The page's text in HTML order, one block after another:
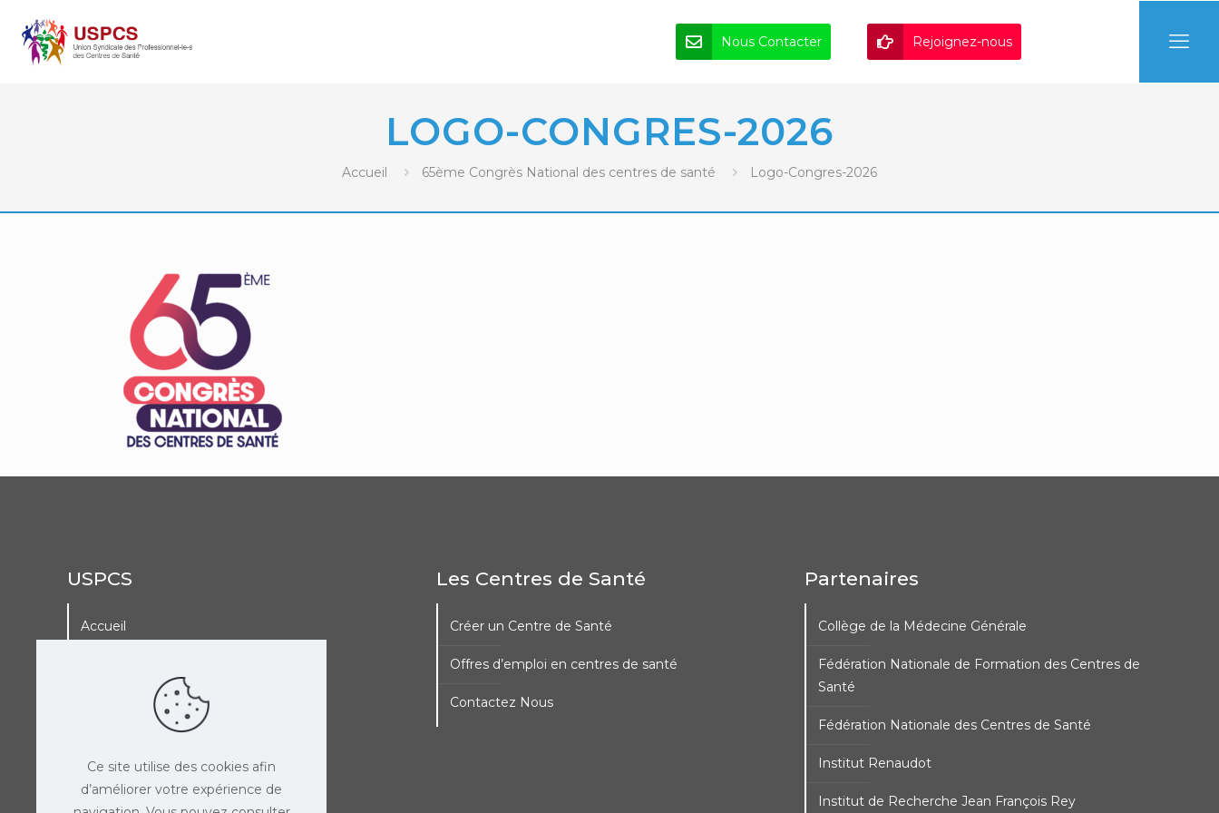
Nous Contacter Rejoignez-nous
LOGO-CONGRES-2026
Accueil 65ème Congrès National des centres de santé Logo-Congres-2026
USPCS
Accueil
Adhérer à l’USPCS
Les Centres de Santé
Créer un Centre de Santé
Offres d’emploi en centres de santé
Contactez Nous
Partenaires
Collège de la Médecine Générale
Fédération Nationale de Formation des Centres de
Santé
Fédération Nationale des Centres de Santé
Institut Renaudot
Institut de Recherche Jean François Rey
Ce site utilise des cookies afin
d’améliorer votre expérience de